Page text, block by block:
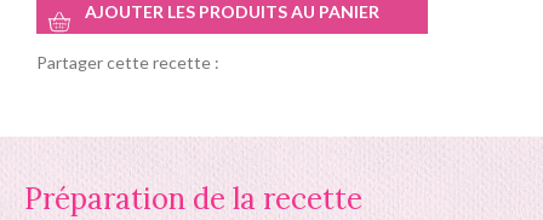
AJOUTER LES PRODUITS AU PANIER
Partager cette recette :
Préparation de la recette